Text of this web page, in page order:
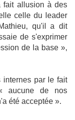
fait allusion à des
celle du leader
qu'il a dit
de s'exprimer
de la base »,
internes par le fait
aucune de nos
été acceptée ».